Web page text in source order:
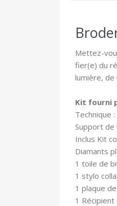
Mettez-
fier(e) du
lumière, de
Kit fourni
Technique
Support de
Inclus Kit
Diamants
1 toile de
1 stylo
1 plaque
1